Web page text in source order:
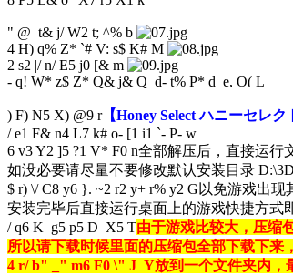
" @ t& j/ W2 t; ^% b
4 H) q% Z* `# V: s$ K# M
2 s2 |/ n/ E5 j0 [& m
- q! W* z$ Z* Q& j& Q d- t% P* d e, O( L
) F) N5 X) @9 r【Honey Select ハニーセレ
/ e1 F& n4 L7 k# o- [1 i1 `- P- w
6 v3 Y2 ]5 ?1 V* F0 n全部解压后，直接运行
如没必要请尽量不要修改默认安装目录
$ r) \/ C8 y6 }. ~2 r2 y+ r% y2 G 以免游戏出现
安装完毕后直接运行桌面上的游戏快捷方式
/ q6 K g5 p5 D X5 T由于游戏比较大，压缩
所以请下载时候里面的压缩包全部下载下来，
4 r/ b" _" m6 F0 \" J Y放到一个文件夹内，